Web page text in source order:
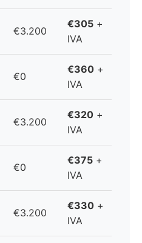
€3.200
€305 +
IVA
€0
€360 +
IVA
€3.200
€320 +
IVA
€0
€375 +
IVA
€3.200
€330 +
IVA